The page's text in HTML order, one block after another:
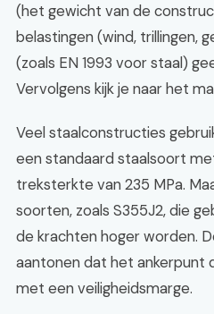
(het gewicht van de
belastingen (wind, trillingen,
(zoals EN 1993 voor staal)
Vervolgens kijk je naar het
Veel staalconstructies
een standaard staalsoort
treksterkte van 235 MPa.
soorten, zoals S355J2, die
de krachten hoger worden.
aantonen dat het ankerpunt
met een veiligheidsmarge.